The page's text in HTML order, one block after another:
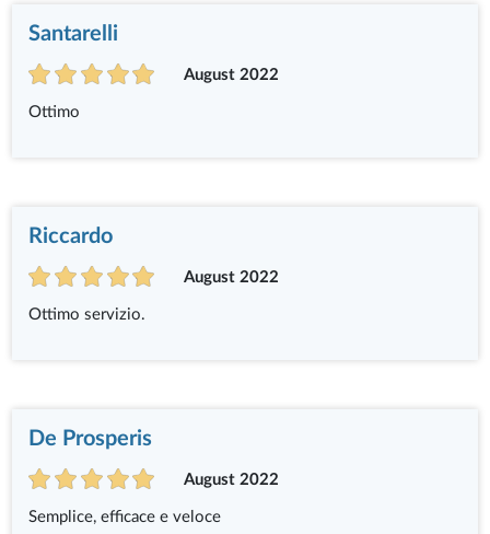
Santarelli
August 2022
Ottimo
Riccardo
August 2022
Ottimo servizio.
De Prosperis
August 2022
Semplice, efficace e veloce